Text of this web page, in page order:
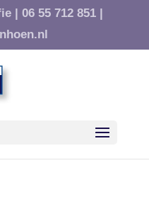
| 06 55 712 851 |